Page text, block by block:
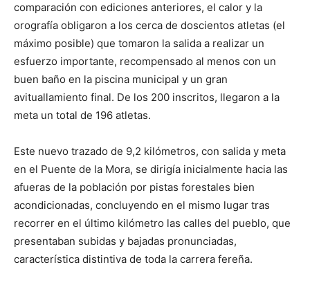
comparación con ediciones anteriores, el calor y la
orografía obligaron a los cerca de doscientos atletas (el
máximo posible) que tomaron la salida a realizar un
esfuerzo importante, recompensado al menos con un
buen baño en la piscina municipal y un gran
avituallamiento final. De los 200 inscritos, llegaron a la
meta un total de 196 atletas.
Este nuevo trazado de 9,2 kilómetros, con salida y meta
en el Puente de la Mora, se dirigía inicialmente hacia las
afueras de la población por pistas forestales bien
acondicionadas, concluyendo en el mismo lugar tras
recorrer en el último kilómetro las calles del pueblo, que
presentaban subidas y bajadas pronunciadas,
característica distintiva de toda la carrera fereña.